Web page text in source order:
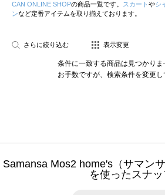
CAN ONLINE SHOPの商品一覧です。 スカート やシ
ンなど定番アイテムを取り揃えております。
さらに絞り込む 表示変更
条件に一致する商品は見つかりま
お手数ですが、検索条件を変更し
Samansa Mos2 home's（サマン
を使ったスナ